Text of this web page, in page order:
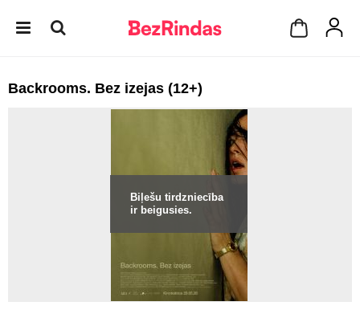
Backrooms. Bez izejas (12+)
Biļešu tirdzniecība
ir beigusies.